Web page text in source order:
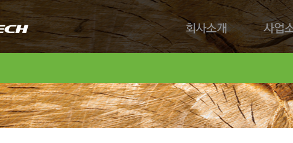
회사소개 사업소개